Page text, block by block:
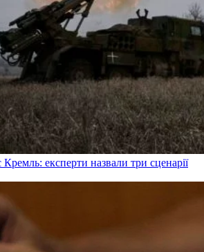
експерти назвали три сценарії